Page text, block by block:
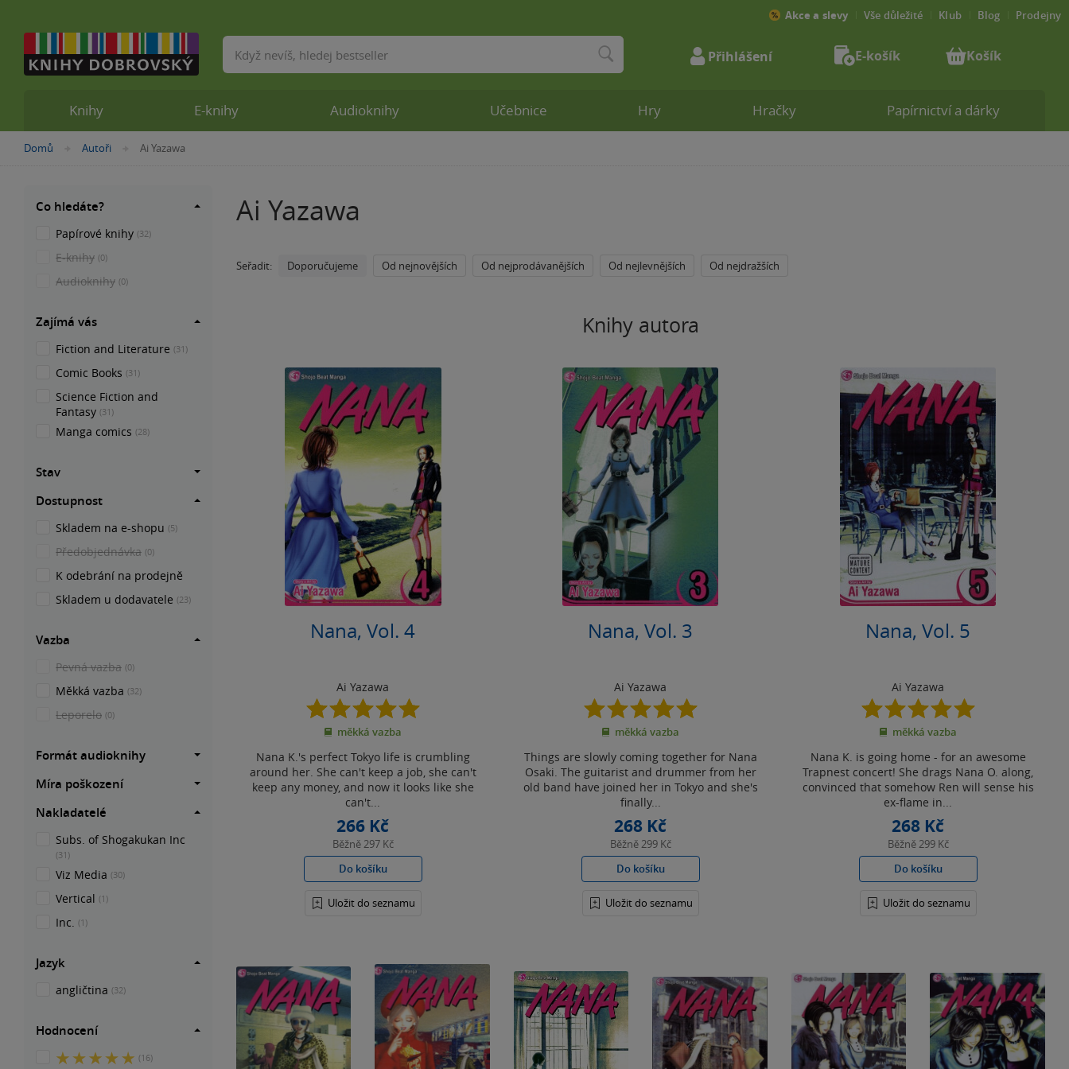
Nacházíte
Domů »Autoři »Ai Yazawa
Ai Yazawa
Seřadit: Doporučujeme Od nejnovějších Od nejprodávanějších Od nejlevnějších Od nejdražších
Knihy autora
Nana, Vol. 4
Ai Yazawa
5.0
z
5
měkká vazba
Nana K.'s perfect Tokyo life is crumbling
around her. She can't keep a job, she can't
keep any money, and now it looks like she
can't...
266 Kč
Běžně 297 Kč
Do košíku
Uložit do seznamu
Nana, Vol. 3
Ai Yazawa
5.0
z
5
měkká vazba
Things are slowly coming together for Nana
Osaki. The guitarist and drummer from her
old band have joined her in Tokyo and she's
finally...
268 Kč
Běžně 299 Kč
Do košíku
Uložit do seznamu
Nana, Vol. 5
Ai Yazawa
5.0
z
5
měkká vazba
Nana K. is going home - for an awesome
Trapnest concert! She drags Nana O. along,
convinced that somehow Ren will sense his
ex-flame in...
268 Kč
Běžně 299 Kč
Do košíku
Uložit do seznamu
Co hledáte?
Papírové knihy (32)
E-knihy (0)
Audioknihy (0)
Zajímá vás
Fiction and Literature (31)
Comic Books (31)
Science Fiction and
Fantasy (31)
Manga comics (28)
Stav
Dostupnost
Skladem na e-shopu (5)
Předobjednávka (0)
K odebrání na prodejně
Skladem u dodavatele (23)
Vazba
Pevná vazba (0)
Měkká vazba (32)
Leporelo (0)
Formát audioknihy
Míra poškození
Nakladatelé
Subs. of Shogakukan Inc
(31)
Viz Media (30)
Vertical (1)
Inc. (1)
Jazyk
angličtina (32)
Hodnocení
5
(16)
Knihy E-knihy Audioknihy Učebnice Hry Hračky Papírnictví a dárky
Akce a slevy Vše důležité Klub Blog Prodejny
Vyhledávání Přihlášení E-košík Košík